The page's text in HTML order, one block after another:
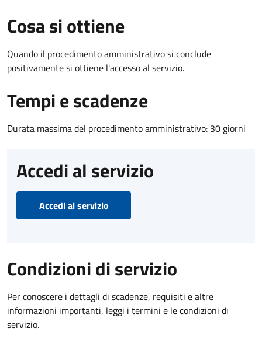
Cosa si ottiene
Quando il procedimento amministrativo si conclude
positivamente si ottiene l'accesso al servizio.
Tempi e scadenze
Durata massima del procedimento amministrativo: 30 giorni
Accedi al servizio
Accedi al servizio
Condizioni di servizio
Per conoscere i dettagli di scadenze, requisiti e altre
informazioni importanti, leggi i termini e le condizioni di
servizio.